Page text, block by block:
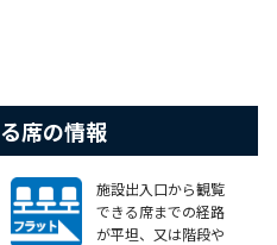
席の情報
施設出入口から観覧
できる席までの経路
が平坦、又は階段や